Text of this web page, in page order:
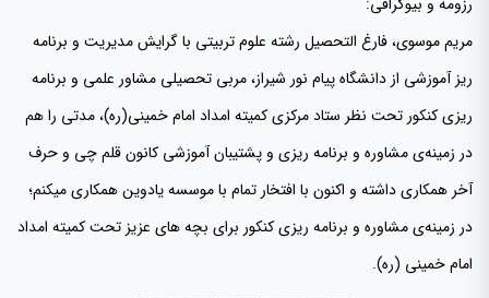
مریم موسوی، فارغ التحصیل رشته علوم تربیتی با گرایش مدیریت و برنامه
ریز آموزشی از دانشگاه پیام نور شیراز، مربی تحصیلی مشاور علمی و برنامه
ریزی کنکور تحت نظر ستاد مرکزی کمیته امداد امام خمینی(ره)، مدتی را هم
در زمینه‌ی مشاوره و برنامه ریزی و پشتیبان آموزشی کانون قلم چی و حرف
آخر همکاری داشته و اکنون با افتخار تمام با موسسه یادوین همکاری میکنم؛
در زمینه‌ی مشاوره و برنامه ریزی کنکور برای بچه های عزیز تحت کمیته امداد
امام خمینی (ره).